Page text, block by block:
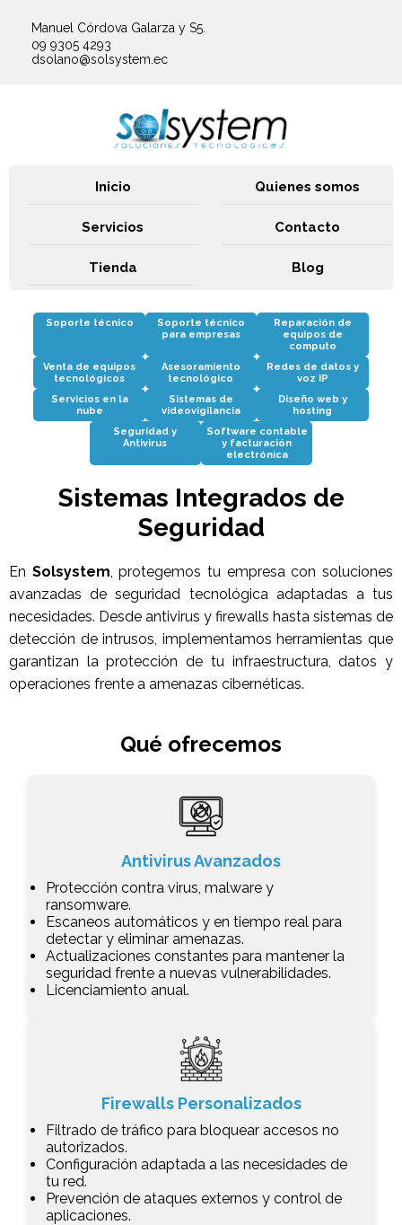
Manuel Córdova Galarza y S5.
09 9305 4293
dsolano@solsystem.ec
Inicio Quienes somos
Servicios Contacto
Tienda Blog
Selecciona un servicio
Soporte técnico
Soporte técnico
para empresas
Reparación de
equipos de
computo
Venta de equipos
tecnológicos
Asesoramiento
tecnológico
Redes de datos y
voz IP
Servicios en la
nube
Sistemas de
videovigilancia
Diseño web y
hosting
Seguridad y
Antivirus
Software contable
y facturación
electrónica
Sistemas Integrados de
Seguridad
En Solsystem, protegemos tu empresa con soluciones
avanzadas de seguridad tecnológica adaptadas a tus
necesidades. Desde antivirus y firewalls hasta sistemas de
detección de intrusos, implementamos herramientas que
garantizan la protección de tu infraestructura, datos y
operaciones frente a amenazas cibernéticas.
Qué ofrecemos
Antivirus Avanzados
Protección contra virus, malware y
ransomware.
Escaneos automáticos y en tiempo real para
detectar y eliminar amenazas.
Actualizaciones constantes para mantener la
seguridad frente a nuevas vulnerabilidades.
Licenciamiento anual.
Firewalls Personalizados
Filtrado de tráfico para bloquear accesos no
autorizados.
Configuración adaptada a las necesidades de
tu red.
Prevención de ataques externos y control de
aplicaciones.